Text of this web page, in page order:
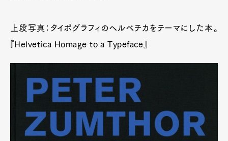
上段写真：タイポグラフィのヘルベチカをテーマにした本。
『Helvetica Homage to a Typeface』